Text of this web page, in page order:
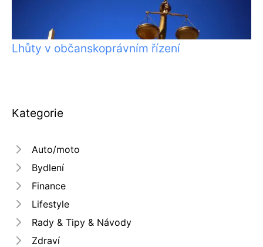
Lhůty v občanskoprávním řízení
Kategorie
Auto/moto
Bydlení
Finance
Lifestyle
Rady & Tipy & Návody
Zdraví